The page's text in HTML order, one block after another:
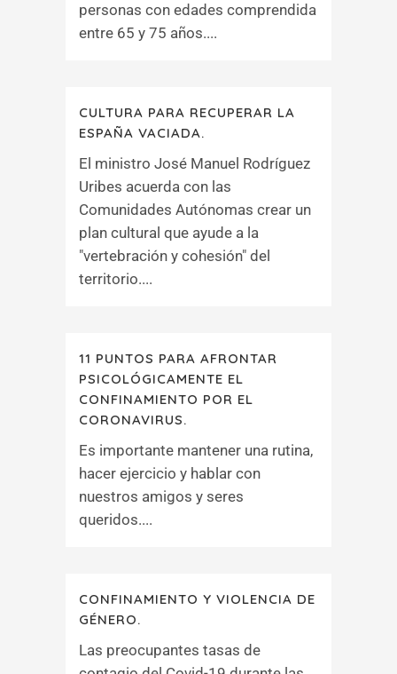
personas con edades comprendida
entre 65 y 75 años....
CULTURA PARA RECUPERAR LA
ESPAÑA VACIADA.
El ministro José Manuel Rodríguez
Uribes acuerda con las
Comunidades Autónomas crear un
plan cultural que ayude a la
"vertebración y cohesión" del
territorio....
11 PUNTOS PARA AFRONTAR
PSICOLÓGICAMENTE EL
CONFINAMIENTO POR EL
CORONAVIRUS.
Es importante mantener una rutina,
hacer ejercicio y hablar con
nuestros amigos y seres
queridos....
CONFINAMIENTO Y VIOLENCIA DE
GÉNERO.
Las preocupantes tasas de